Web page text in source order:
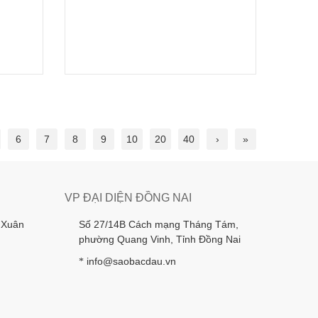
6 7 8 9 10 20 40 › »
VP ĐẠI DIỆN ĐỒNG NAI
Số 27/14B Cách mạng Tháng Tám,
phường Quang Vinh, Tỉnh Đồng Nai
* info@saobacdau.vn